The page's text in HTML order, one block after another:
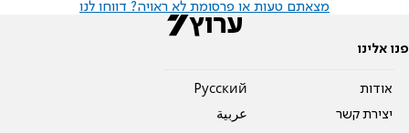
מצאתם טעות או פרסומת לא ראויה? דווחו לנו
פנו אלינו
אודות
יצירת קשר
Pусский
عربية